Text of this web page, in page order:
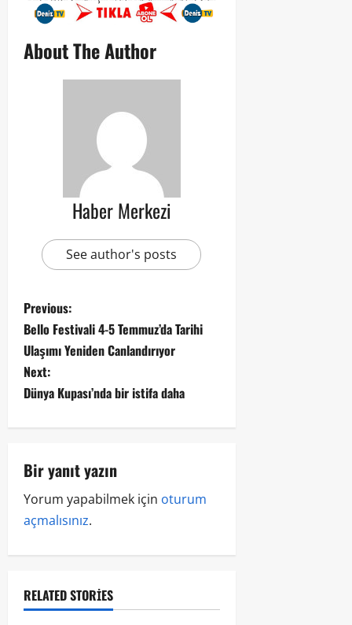
About The Author
Haber Merkezi
See author's posts
Previous:
Bello Festivali 4-5 Temmuz’da Tarihi
Ulaşımı Yeniden Canlandırıyor
Next:
Dünya Kupası’nda bir istifa daha
Bir yanıt yazın
Yorum yapabilmek için oturum
açmalısınız.
RELATED STORIES